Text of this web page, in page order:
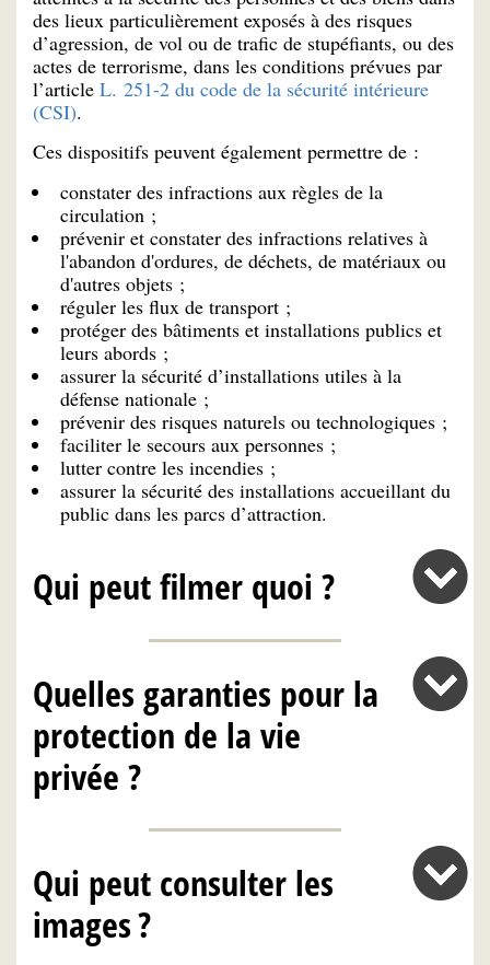
des lieux particulièrement exposés à des risques
d’agression, de vol ou de trafic de stupéfiants, ou des
actes de terrorisme, dans les conditions prévues par
l’article L. 251-2 du code de la sécurité intérieure
(CSI).
Ces dispositifs peuvent également permettre de :
constater des infractions aux règles de la
circulation ;
prévenir et constater des infractions relatives à
l'abandon d'ordures, de déchets, de matériaux ou
d'autres objets ;
réguler les flux de transport ;
protéger des bâtiments et installations publics et
leurs abords ;
assurer la sécurité d’installations utiles à la
défense nationale ;
prévenir des risques naturels ou technologiques ;
faciliter le secours aux personnes ;
lutter contre les incendies ;
assurer la sécurité des installations accueillant du
public dans les parcs d’attraction.
Qui peut filmer quoi ?
Quelles garanties pour la
protection de la vie
privée ?
Qui peut consulter les
images ?